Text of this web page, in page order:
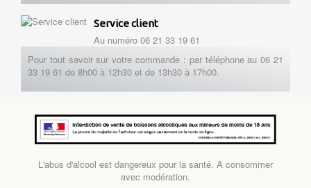
Service client
Au numéro 06 21 33 19 61
Pour tout savoir sur votre commande : par téléphone au 06 21
33 19 61 de 8h00 à 12h30 et de 13h30 à 17h00.
L'abus d'alcool est dangereux pour la santé. A consommer
avec modération.